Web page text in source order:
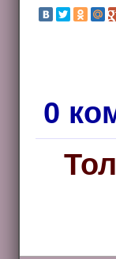
0